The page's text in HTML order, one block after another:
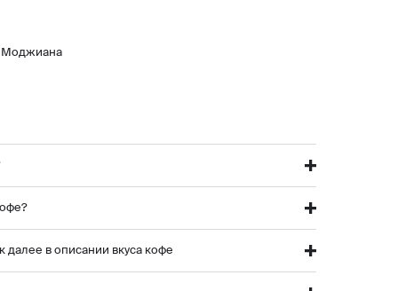
Моджиана
далее в описании вкуса кофе